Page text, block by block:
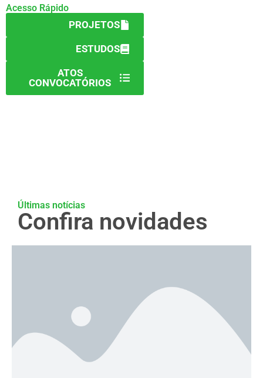
Acesso Rápido
PROJETOS
ESTUDOS
ATOS
CONVOCATÓRIOS
Últimas notícias
Confira novidades